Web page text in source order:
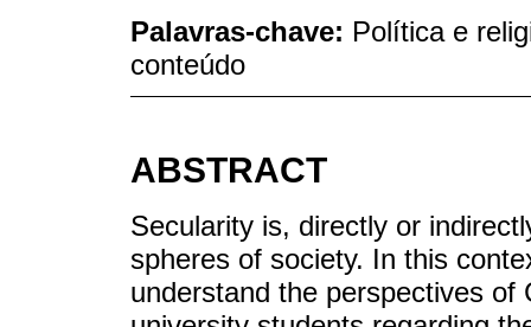
Palavras-chave: Política e
conteúdo
ABSTRACT
Secularity is, directly or
spheres of society. In this
understand the perspectives of